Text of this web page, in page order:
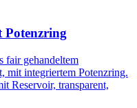
fair gehandeltem
mit integriertem Potenzring.
Reservoir, transparent,